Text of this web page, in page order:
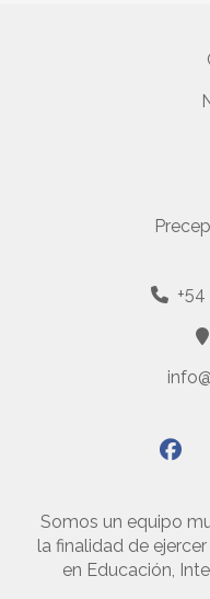
Somos un equipo
la finalidad de
en Educación,